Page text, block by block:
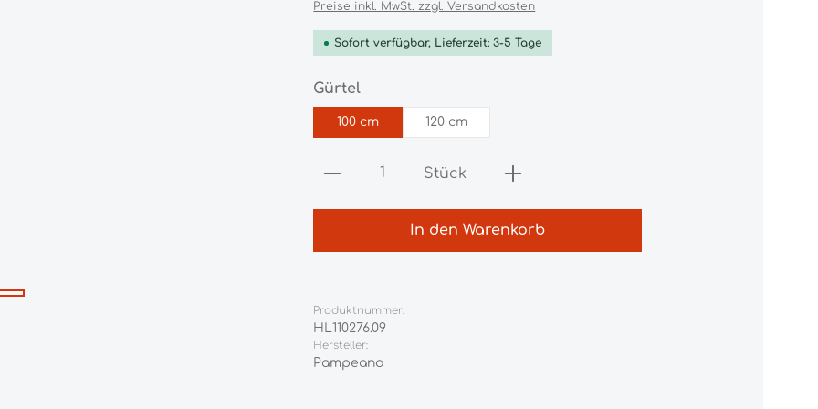
Preise inkl. MwSt. zzgl. Versandkosten
Sofort verfügbar, Lieferzeit: 3-5 Tage
Gürtelauswählen
100 cm 120 cm
Produkt Anzahl: Gib den gewünschten
Stück
In den Warenkorb
Produktnummer:
HL110276.09
Hersteller:
Pampeano